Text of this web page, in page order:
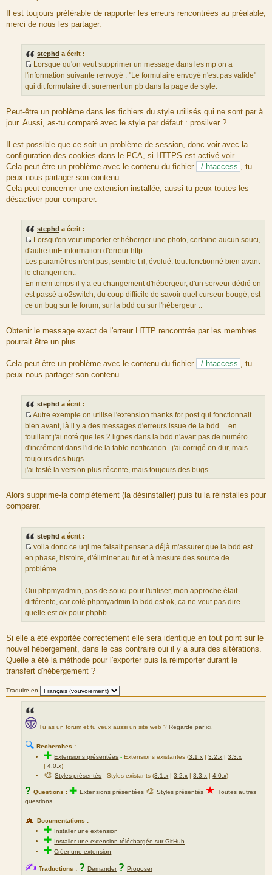
s
s
Il est toujours préférable de rapporter les erreurs rencontrées au préalable,
merci de nous les partager.
stephd a écrit :
S
o
u
c
e
u
m
e
s
s
a
e
Lorsque qu'on veut supprimer un message dans les mp on a
l'information suivante renvoyé : "Le formulaire envoyé n'est pas valide"
qui dit formulaire dit surement un pb dans la page de style.
Peut-être un problème dans les fichiers du style utilisés qui ne sont par à
jour. Aussi, as-tu comparé avec le style par défaut : prosilver ?
Il est possible que ce soit un problème de session, donc voir avec la
configuration des cookies dans le PCA, si HTTPS est activé voir .
Cela peut être un problème avec le contenu du fichier ./.htaccess , tu
peux nous partager son contenu.
Cela peut concerner une extension installée, aussi tu peux toutes les
désactiver pour comparer.
stephd a écrit :
S
o
u
r
c
e
d
m
e
s
a
e
Lorsqu'on veut importer et héberger une photo, certaine aucun souci,
d'autre unE information d'erreur http.
Les paramètres n'ont pas, semble t il, évolué. tout fonctionné bien avant
le changement.
En mem temps il y a eu changement d'hébergeur, d'un serveur dédié on
est passé a o2switch, du coup difficile de savoir quel curseur bougé, est
ce un bug sur le forum, sur la bdd ou sur l'hébergeur ..
Obtenir le message exact de l'erreur HTTP rencontrée par les membres
pourrait être un plus.
Cela peut être un problème avec le contenu du fichier ./.htaccess , tu
peux nous partager son contenu.
stephd a écrit :
S
o
u
r
c
e
u
m
s
s
a
g
Autre exemple on utilise l'extension thanks for post qui fonctionnait
bien avant, là il y a des messages d'erreurs issue de la bdd.... en
fouillant j'ai noté que les 2 lignes dans la bdd n'avait pas de numéro
d'incrément dans l'id de la table notification...j'ai corrigé en dur, mais
toujours des bugs..
j'ai testé la version plus récente, mais toujours des bugs.
Alors supprime-la complètement (la désinstaller) puis tu la réinstalles pour
comparer.
stephd a écrit :
S
o
r
c
e
d
m
e
s
s
g
e
voila donc ce uqi me faisait penser a déjà m'assurer que la bdd est
en phase, histoire, d'éliminer au fur et à mesure des source de
probléme.
Oui phpmyadmin, pas de souci pour l'utiliser, mon approche était
différente, car coté phpmyadmin la bdd est ok, ca ne veut pas dire
quelle est ok pour phpbb.
Si elle a été exportée correctement elle sera identique en tout point sur le
nouvel hébergement, dans le cas contraire oui il y a aura des altérations.
Quelle a été la méthode pour l'exporter puis la réimporter durant le
transfert d'hébergement ?
Traduire en
Tu as un forum et tu veux aussi un site web ? Regarde par ici
🔍 Recherches :
✚Extensions présentées -Extensions existantes (3.1.x |3.2.x |3.3.x
|4.0.x)
🎨Styles présentés - Styles existants (3.1.x |3.2.x |3.3.x |4.0.x)
? Questions : ✚ Extensions présentées 🎨 Styles présentés ★ Toutes autres
questions
📖 Documentations :
✚ Installer une extension
✚ Installer une extension téléchargée sur GitHub
✚Créer une extension
✍ Traductions : ? Demander ? Proposer